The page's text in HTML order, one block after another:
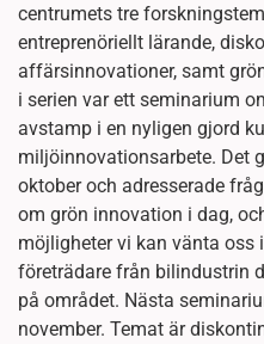
centrumets tre
entreprenöriellt lärande,
affärsinnovationer, samt
i serien var ett seminarium
avstamp i en nyligen gjord
miljöinnovationsarbete. Det
oktober och adresserade
om grön innovation i dag,
möjligheter vi kan vänta
företrädare från bilindustrin
på området. Nästa
november. Temat är